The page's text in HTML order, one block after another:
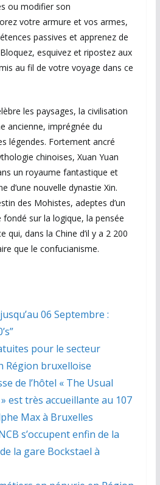
ou modifier son
votre armure et vos armes,
passives et apprenez de
esquivez et ripostez aux
au fil de votre voyage dans ce
les paysages, la civilisation
ancienne, imprégnée du
légendes. Fortement ancré
chinoises, Xuan Yuan
un royaume fantastique et
d’une nouvelle dynastie Xin.
des Mohistes, adeptes d’un
sur la logique, la pensée
qui, dans la Chine d’il y a 2 200
que le confucianisme.
06 Septembre :
pour le secteur
Région bruxelloise
de l’hôtel « The Usual
est très accueillante au 107
Max à Bruxelles
s’occupent enfin de la
la gare Bockstael à